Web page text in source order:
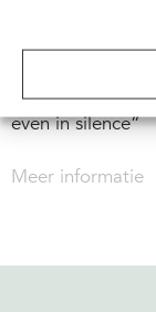
Poster | “Some
understand
even in silence”
Meer informatie